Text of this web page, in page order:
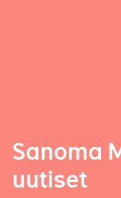
Sanoma
uutiset